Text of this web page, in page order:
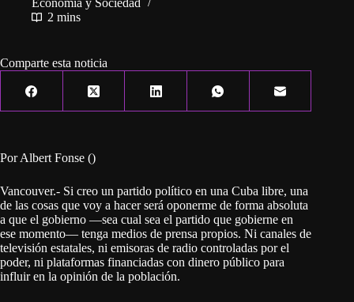
Economía y Sociedad
2 mins
Comparte esta noticia
Por Albert Fonse ()
Vancouver.- Si creo un partido político en una Cuba libre, una
de las cosas que voy a hacer será oponerme de forma absoluta
a que el gobierno —sea cual sea el partido que gobierne en
ese momento— tenga medios de prensa propios. Ni canales de
televisión estatales, ni emisoras de radio controladas por el
poder, ni plataformas financiadas con dinero público para
influir en la opinión de la población.